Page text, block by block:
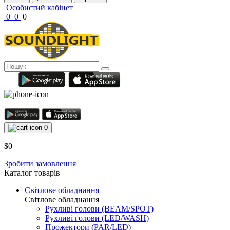
Особистий кабінет
0 0 0
0
$0
Зробити замовлення
Каталог товарів
Світлове обладнання
Світлове обладнання
Рухливі голови (BEAM/SPOT)
Рухливі голови (LED/WASH)
Прожектори (PAR/LED)